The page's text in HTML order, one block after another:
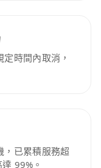
時間內取消，
，已累積服務超
99%。